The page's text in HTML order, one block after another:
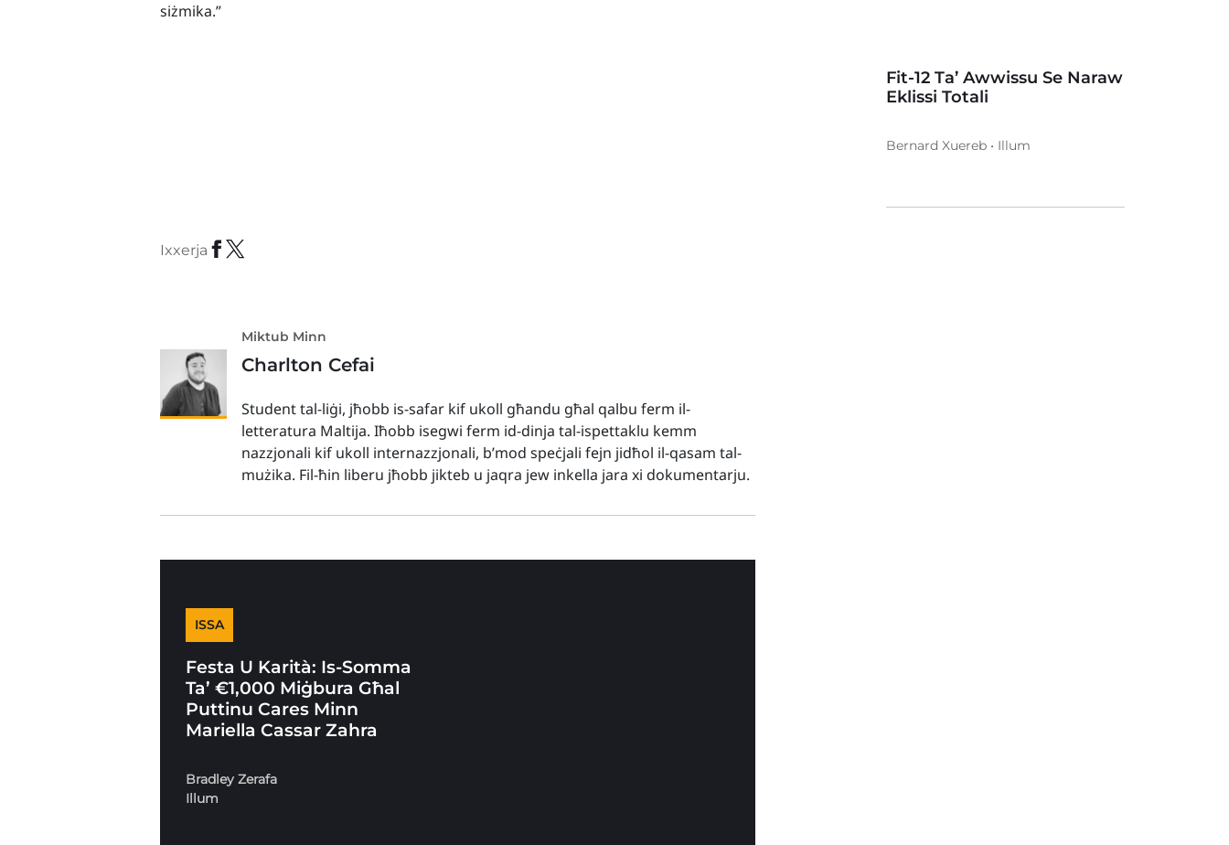
siżmika.”
Ixxerja
Miktub Minn
Charlton Cefai
Student tal-liġi, jħobb is-safar kif ukoll għandu għal qalbu ferm il-
letteratura Maltija. Iħobb isegwi ferm id-dinja tal-ispettaklu kemm
nazzjonali kif ukoll internazzjonali, b’mod speċjali fejn jidħol il-qasam tal-
mużika. Fil-ħin liberu jħobb jikteb u jaqra jew inkella jara xi dokumentarju.
ISSA
Festa U Karità: Is-Somma
Ta’ €1,000 Miġbura Għal
Puttinu Cares Minn
Mariella Cassar Zahra
Bradley Zerafa
Illum
Fit-12 Ta’ Awwissu Se Naraw
Eklissi Totali
Bernard Xuereb • Illum